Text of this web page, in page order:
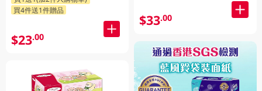
買4件送1件贈品
$23.00
$33.00